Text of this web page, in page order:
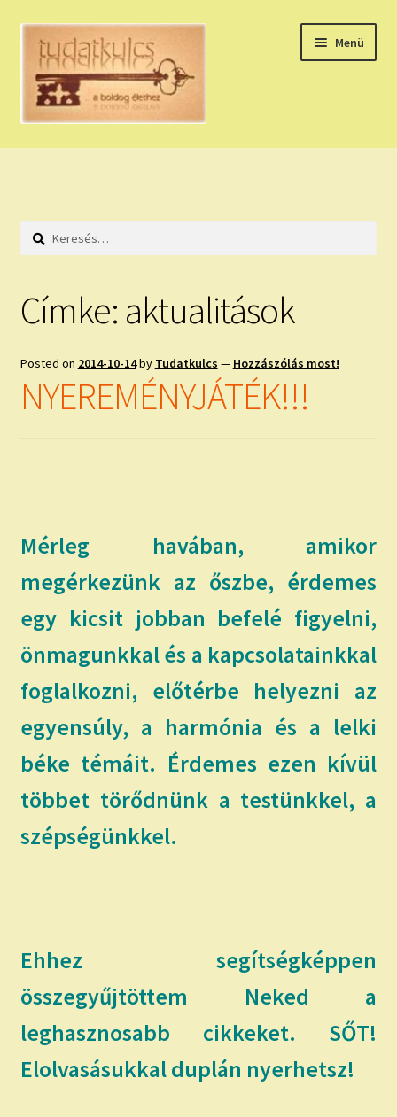
Ugrás
navigációhoz
Kilépés
tartalomba
Menü
HÚZZ EGY KÁRTYÁT!
HOLDNAPTÁR
KÉRJ EGY MEGERŐSÍTÉST!
TAROT ELEMZÉS MEGRENDELÉSE LIMITÁLT!
AJÁNDÉKOKKAL!
Keresés:
Címke: aktualitások
Posted on 2014-10-14by Tudatkulcs — Hozzászólás most!
NYEREMÉNYJÁTÉK!!!
Mérleg havában, amikor
megérkezünk az őszbe, érdemes
egy kicsit jobban befelé figyelni,
önmagunkkal és a kapcsolatainkkal
foglalkozni, előtérbe helyezni az
egyensúly, a harmónia és a lelki
béke témáit. Érdemes ezen kívül
többet törődnünk a testünkkel, a
szépségünkkel.
Ehhez segítségképpen
összegyűjtöttem Neked a
leghasznosabb cikkeket. SŐT!
Elolvasásukkal duplán nyerhetsz!